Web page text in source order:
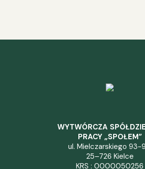
WYTWÓRCZA
PRACY „SPOŁEM”
ul. Mielczarskiego 93-
25–726 Kielce
KRS : 0000050256